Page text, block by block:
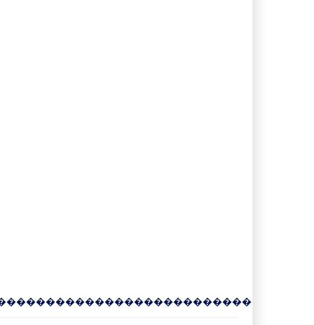
��������������������������